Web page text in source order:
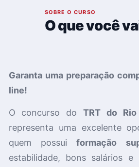
SOBRE O CURSO
O que você
Garanta uma preparação
line!
O concurso doTRT do
representa uma excelente
quem possuiformação
estabilidade, bons salários e